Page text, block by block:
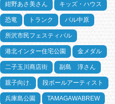
紺野あさ美さん キッズ・ハウス
恐竜 トランク パル中原
所沢市民フェスティバル
港北インター住宅公園 金メダル
二子玉川商店街 副島 淳さん
親子向け. 段ボールアーティスト
兵庫島公園 TAMAGAWABREW